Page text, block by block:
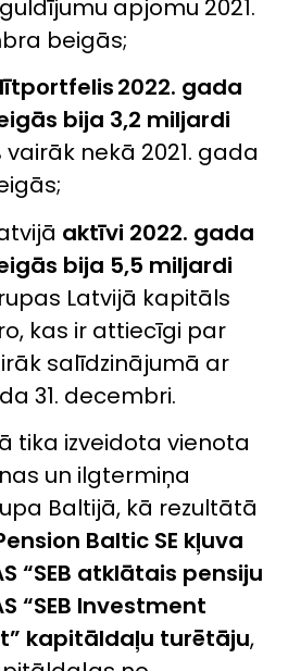
apjomu 2021.
beigās;
2022. gada
bija 3,2 miljardi
vairāk nekā 2021. gada
aktīvi 2022. gada
bija 5,5 miljardi
Latvijā kapitāls
kas ir attiecīgi par
salīdzinājumā ar
31. decembri.
tika izveidota vienota
un ilgtermiņa
Baltijā, kā rezultātā
Baltic SE kļuva
“SEB atklātais pensiju
“SEB Investment
kapitāldaļu turētāju,